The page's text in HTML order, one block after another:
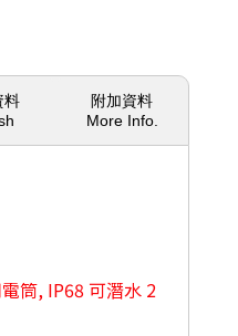
料
附加資料
More Info.
筒, IP68 可潛水 2